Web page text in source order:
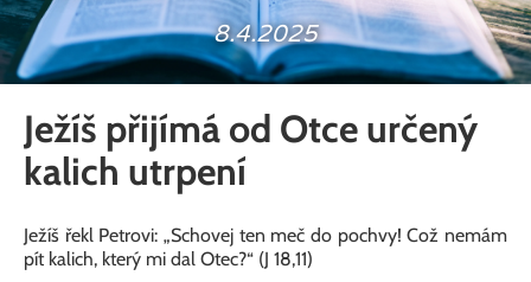
8.4.2025
Ježíš přijímá od Otce určený
kalich utrpení
Ježíš řekl Petrovi: „Schovej ten meč do pochvy! Což nemám
pít kalich, který mi dal Otec?“ (J 18,11)